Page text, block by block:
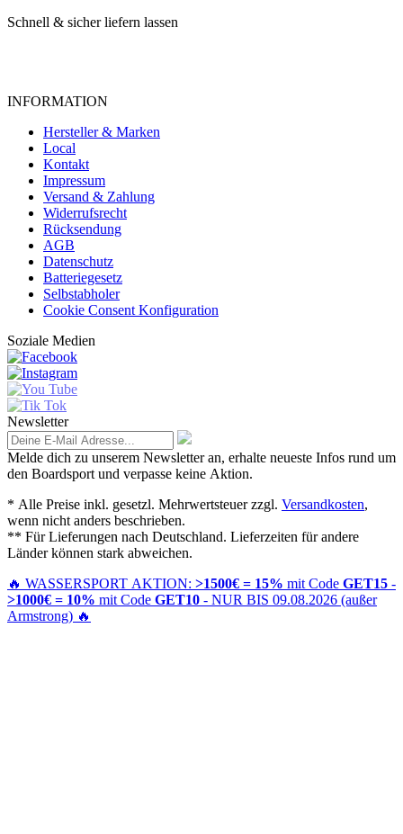
Schnell & sicher liefern lassen
INFORMATION
Hersteller & Marken
Local
Kontakt
Impressum
Versand & Zahlung
Widerrufsrecht
Rücksendung
AGB
Datenschutz
Batteriegesetz
Selbstabholer
Cookie Consent Konfiguration
Soziale Medien
Newsletter
Melde dich zu unserem Newsletter an, erhalte neueste Infos rund um
den Boardsport und verpasse keine Aktion.
* Alle Preise inkl. gesetzl. Mehrwertsteuer zzgl. Versandkosten,
wenn nicht anders beschrieben.
** Für Lieferungen nach Deutschland. Lieferzeiten für andere
Länder können stark abweichen.
🔥 WASSERSPORT AKTION: >1500€ = 15% mit Code GET15 -
>1000€ = 10% mit Code GET10 - NUR BIS 09.08.2026 (außer
Armstrong) 🔥